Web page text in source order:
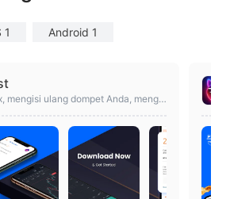
1 Android 1
mengisi ulang dompet Anda, menga